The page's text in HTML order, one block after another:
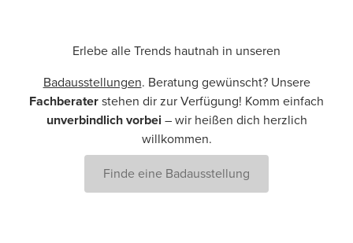
Erlebe alle Trends hautnah in unseren
Badausstellungen. Beratung gewünscht? Unsere
Fachberaterstehen dir zur Verfügung! Komm einfach
unverbindlich vorbei – wir heißen dich herzlich
willkommen.
Finde eine Badausstellung